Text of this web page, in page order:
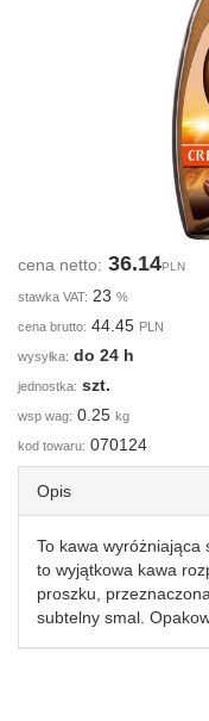
cena netto: 36.14PLN
stawka VAT: 23 %
cena brutto: 44.45 PLN
wysyłka: do 24 h
jednostka: szt.
wsp wag: 0.25 kg
kod towaru: 070124
Opis
To kawa
to wyjątkowa kawa
proszku,
subtelny smal.